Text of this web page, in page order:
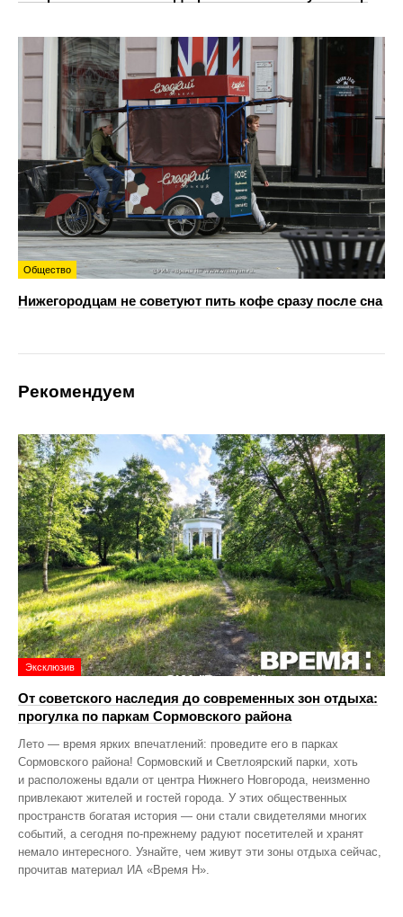
Общество
Нижегородцам не советуют пить кофе сразу после сна
Рекомендуем
Эксклюзив
От советского наследия до современных зон отдыха:
прогулка по паркам Сормовского района
Лето — время ярких впечатлений: проведите его в парках
Сормовского района! Сормовский и Светлоярский парки, хоть
и расположены вдали от центра Нижнего Новгорода, неизменно
привлекают жителей и гостей города. У этих общественных
пространств богатая история — они стали свидетелями многих
событий, а сегодня по‑прежнему радуют посетителей и хранят
немало интересного. Узнайте, чем живут эти зоны отдыха сейчас,
прочитав материал ИА «Время Н».